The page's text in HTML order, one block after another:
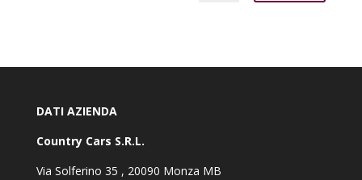
DATI AZIENDA
Country Cars S.R.L.
Via Solferino 35 , 20090 Monza MB